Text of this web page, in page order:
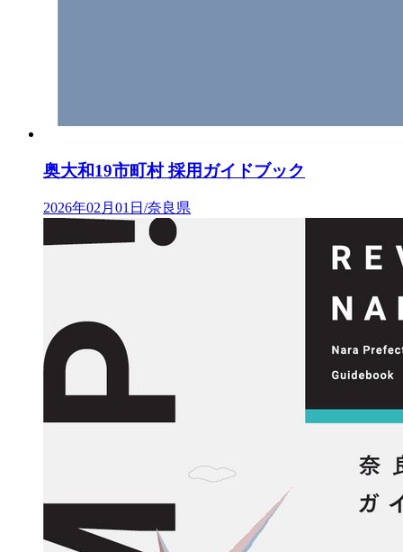
奥大和19市町村 採用ガイドブック
2026年02月01日/奈良県